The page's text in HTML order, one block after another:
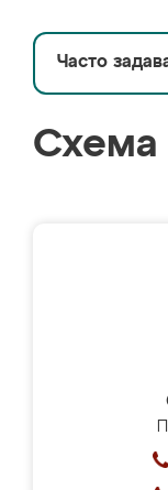
Часто
Схема